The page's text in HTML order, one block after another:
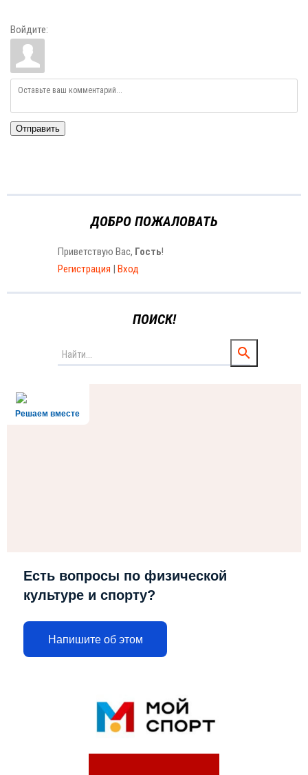
Войдите:
Отправить
ДОБРО ПОЖАЛОВАТЬ
Приветствую Вас, Гость!
Регистрация | Вход
ПОИСК!
Решаем вместе
Есть вопросы по физической
культуре и спорту?
Напишите об этом